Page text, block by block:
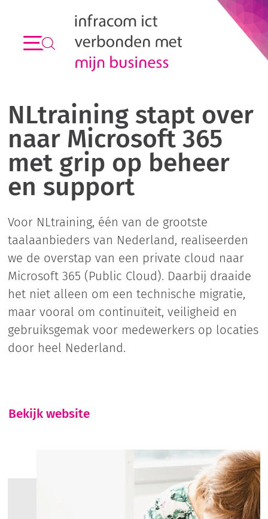
NLtraining stapt over
naar Microsoft 365
met grip op beheer
en support
Voor NLtraining, één van de grootste
taalaanbieders van Nederland, realiseerden
we de overstap van een private cloud naar
Microsoft 365 (Public Cloud). Daarbij draaide
het niet alleen om een technische migratie,
maar vooral om continuïteit, veiligheid en
gebruiksgemak voor medewerkers op locaties
door heel Nederland.
Bekijk website